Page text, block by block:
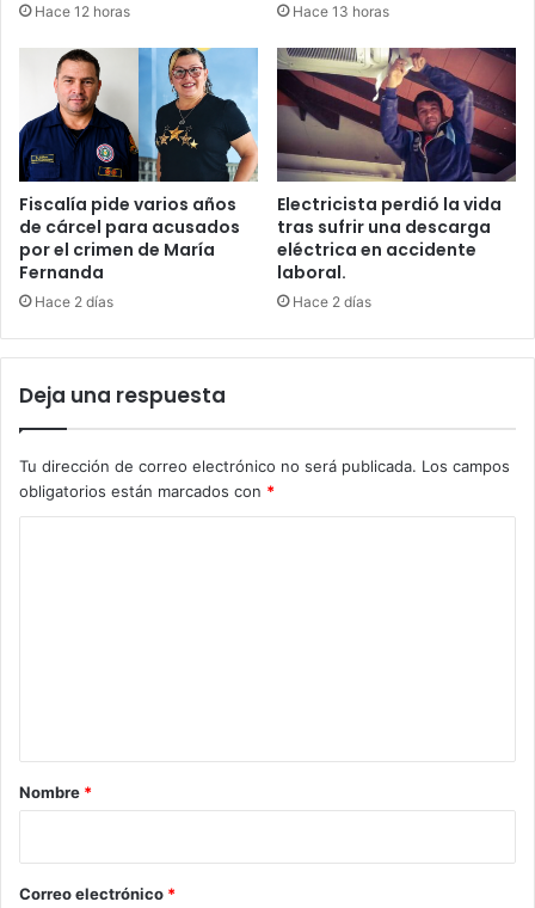
Hace 12 horas Hace 13 horas
Fiscalía pide varios años
de cárcel para acusados
por el crimen de María
Fernanda
Hace 2 días
Electricista perdió la vida
tras sufrir una descarga
eléctrica en accidente
laboral.
Hace 2 días
Deja una respuesta
Tu dirección de correo electrónico no será publicada. Los campos
obligatorios están marcados con *
r
*
Nombre *
Correo electrónico *